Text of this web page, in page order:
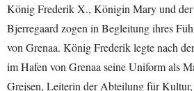
König Frederik X., Königin Mary und der
Bjerregaard zogen in Begleitung ihres
von Grenaa. König Frederik legte nach
im Hafen von Grenaa seine Uniform als
Grejsen, Leiterin der Abteilung für